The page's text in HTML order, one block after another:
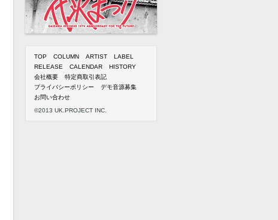
TOP COLUMN ARTIST
LABEL
RELEASE
CALENDAR
HISTORY
会社概要
特定商取引表記
プライバシーポリシー
デモ音源募集
お問い合わせ
©2013 UK.PROJECT INC.